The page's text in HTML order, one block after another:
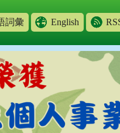
詞彙 English